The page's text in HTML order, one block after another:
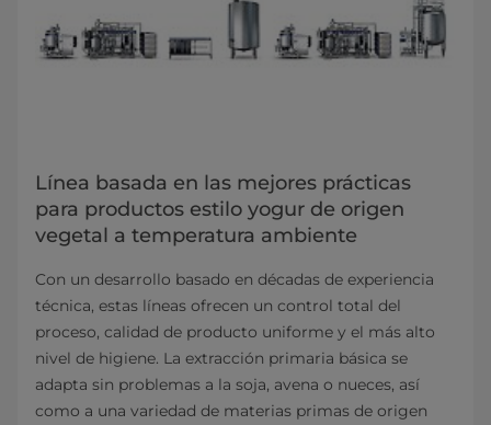
Línea basada en las mejores prácticas
para productos estilo yogur de origen
vegetal a temperatura ambiente
Con un desarrollo basado en décadas de experiencia
técnica, estas líneas ofrecen un control total del
proceso, calidad de producto uniforme y el más alto
nivel de higiene. La extracción primaria básica se
adapta sin problemas a la soja, avena o nueces, así
como a una variedad de materias primas de origen